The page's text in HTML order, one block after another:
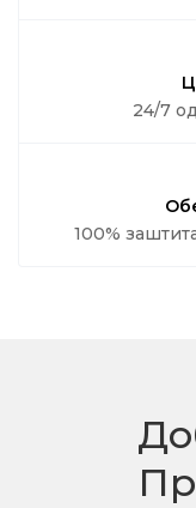
24/7
100%